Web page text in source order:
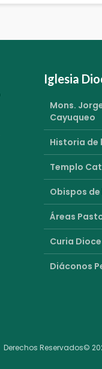
Iglesia
Mons.
Cayuqueo
Historia de
Templo
Obispos
Áreas
Curia
Diáconos
Derechos Reservados©